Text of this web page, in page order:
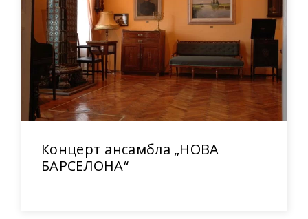
Концерт ансамбла „НОВА
БАРСЕЛОНА“